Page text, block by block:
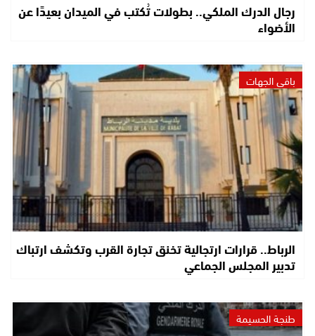
رجال الدرك الملكي.. بطولات تُكتب في الميدان بعيدًا عن
الأضواء
باقي الجهات
الرباط.. قرارات ارتجالية تخنق تجارة القرب وتكشف ارتباك
تدبير المجلس الجماعي
طنجة الحسيمة